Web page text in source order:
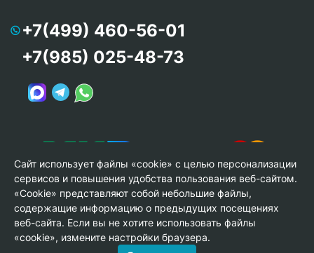
+7(499) 460-56-01
+7(985) 025-48-73
© Copyright 2013-2026 KERAMA MARAZZI, ООО «Гамма
Керамика»
Сайт использует файлы «cookie» с целью персонализации
сервисов и повышения удобства пользования веб-сайтом.
«Cookie» представляют собой небольшие файлы,
содержащие информацию о предыдущих посещениях
веб-сайта. Если вы не хотите использовать файлы
«cookie», измените настройки браузера.